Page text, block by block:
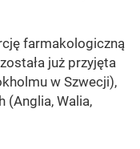
farmakologiczną
już przyjęta
w Szwecji),
(Anglia, Walia,